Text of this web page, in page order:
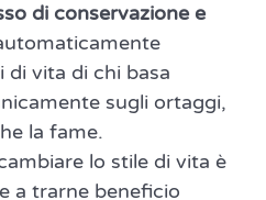
di conservazione e
di vita di chi basa
sugli ortaggi,
la fame.
lo stile di vita è
a trarne beneficio